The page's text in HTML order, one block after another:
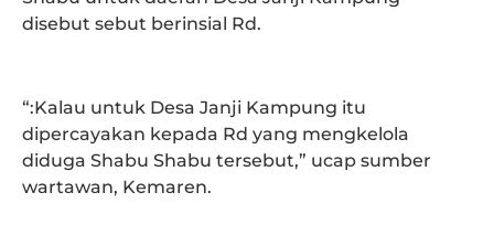
disebut sebut berinsial Rd.
“:Kalau untuk Desa Janji Kampung itu
dipercayakan kepada Rd yang mengkelola
diduga Shabu Shabu tersebut,” ucap sumber
wartawan, Kemaren.